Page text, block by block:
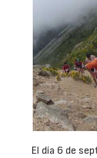
El día 6 de